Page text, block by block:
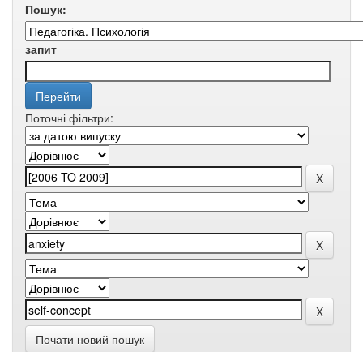
Пошук:
запит
Поточні фільтри:
Почати новий пошук